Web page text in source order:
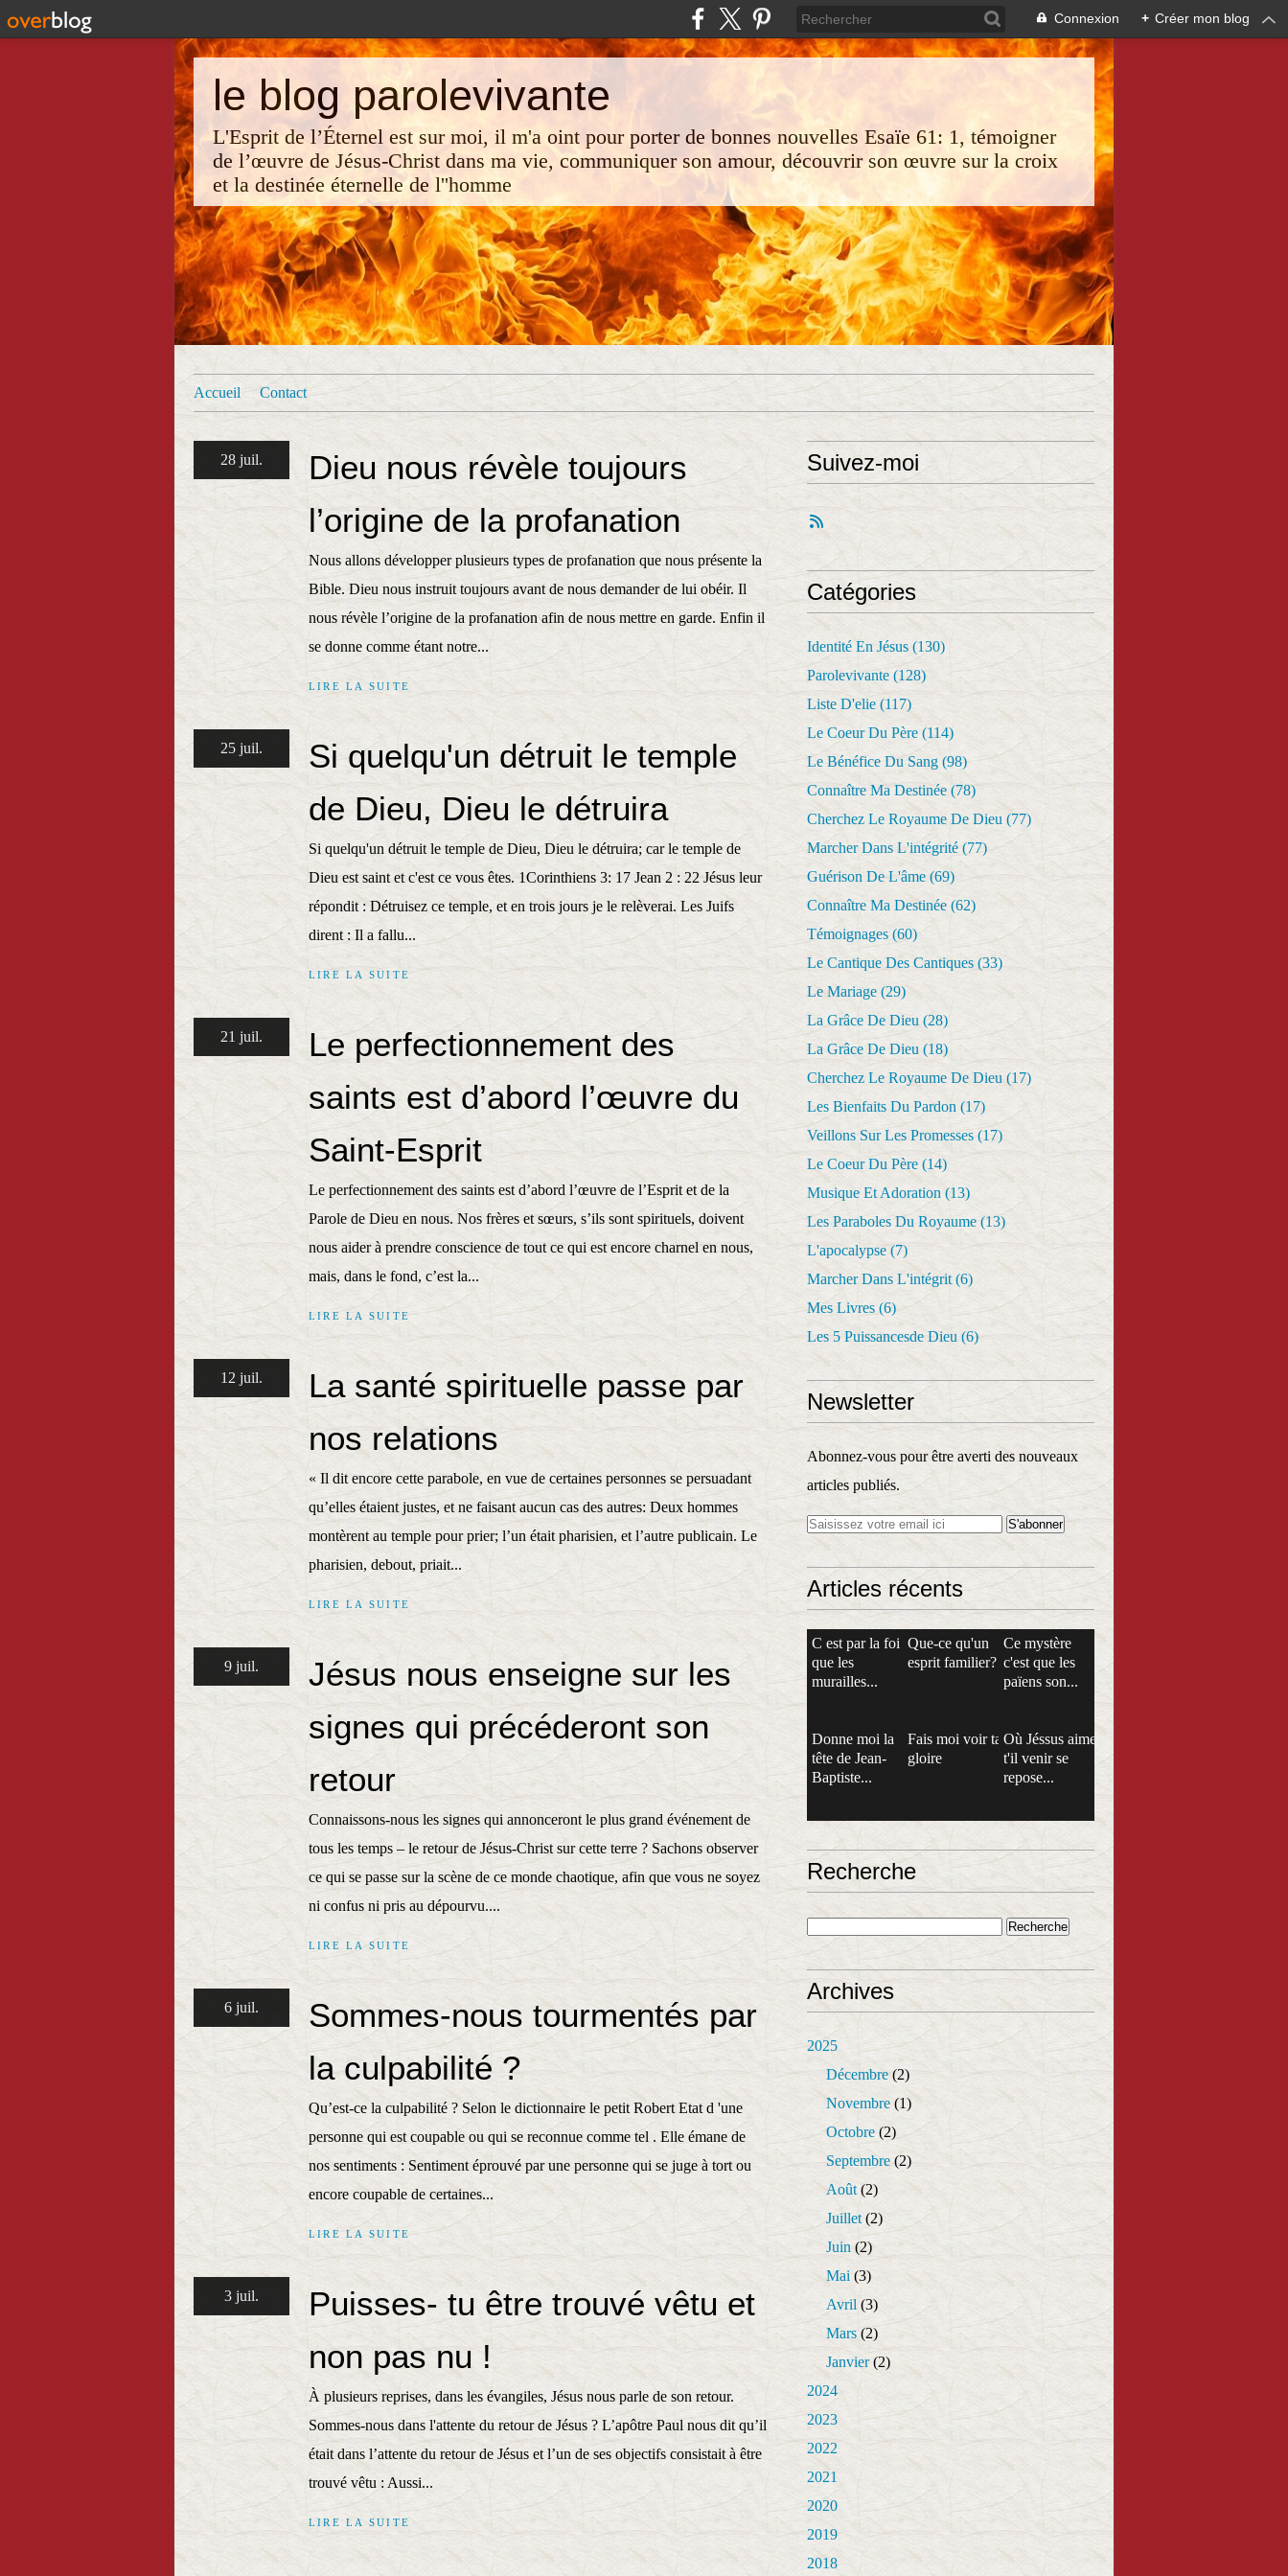
Connexion + Créer mon blog
le blog parolevivante
L'Esprit de l’Éternel est sur moi, il m'a oint pour porter de bonnes nouvelles Esaïe 61: 1, témoigner
de l’œuvre de Jésus-Christ dans ma vie, communiquer son amour, découvrir son œuvre sur la croix
et la destinée éternelle de l''homme
Accueil Contact
28 juil.
Dieu nous révèle toujours
l’origine de la profanation
Nous allons développer plusieurs types de profanation que nous présente la
Bible. Dieu nous instruit toujours avant de nous demander de lui obéir. Il
nous révèle l’origine de la profanation afin de nous mettre en garde. Enfin il
se donne comme étant notre...
LIRE LA SUITE
25 juil.
Si quelqu'un détruit le temple
de Dieu, Dieu le détruira
Si quelqu'un détruit le temple de Dieu, Dieu le détruira; car le temple de
Dieu est saint et c'est ce vous êtes. 1Corinthiens 3: 17 Jean 2 : 22 Jésus leur
répondit : Détruisez ce temple, et en trois jours je le relèverai. Les Juifs
dirent : Il a fallu...
LIRE LA SUITE
21 juil.
Le perfectionnement des
saints est d’abord l’œuvre du
Saint-Esprit
Le perfectionnement des saints est d’abord l’œuvre de l’Esprit et de la
Parole de Dieu en nous. Nos frères et sœurs, s’ils sont spirituels, doivent
nous aider à prendre conscience de tout ce qui est encore charnel en nous,
mais, dans le fond, c’est la...
LIRE LA SUITE
12 juil.
La santé spirituelle passe par
nos relations
« Il dit encore cette parabole, en vue de certaines personnes se persuadant
qu’elles étaient justes, et ne faisant aucun cas des autres: Deux hommes
montèrent au temple pour prier; l’un était pharisien, et l’autre publicain. Le
pharisien, debout, priait...
LIRE LA SUITE
9 juil.
Jésus nous enseigne sur les
signes qui précéderont son
retour
Connaissons-nous les signes qui annonceront le plus grand événement de
tous les temps – le retour de Jésus-Christ sur cette terre ? Sachons observer
ce qui se passe sur la scène de ce monde chaotique, afin que vous ne soyez
ni confus ni pris au dépourvu....
LIRE LA SUITE
6 juil.
Sommes-nous tourmentés par
la culpabilité ?
Qu’est-ce la culpabilité ? Selon le dictionnaire le petit Robert Etat d 'une
personne qui est coupable ou qui se reconnue comme tel . Elle émane de
nos sentiments : Sentiment éprouvé par une personne qui se juge à tort ou
encore coupable de certaines...
LIRE LA SUITE
3 juil.
Puisses- tu être trouvé vêtu et
non pas nu !
À plusieurs reprises, dans les évangiles, Jésus nous parle de son retour.
Sommes-nous dans l'attente du retour de Jésus ? L’apôtre Paul nous dit qu’il
était dans l’attente du retour de Jésus et l’un de ses objectifs consistait à être
trouvé vêtu : Aussi...
LIRE LA SUITE
Suivez-moi
Catégories
Identité En Jésus (130)
Parolevivante (128)
Liste D'elie (117)
Le Coeur Du Père (114)
Le Bénéfice Du Sang (98)
Connaître Ma Destinée (78)
Cherchez Le Royaume De Dieu (77)
Marcher Dans L'intégrité (77)
Guérison De L'âme (69)
Connaître Ma Destinée (62)
Témoignages (60)
Le Cantique Des Cantiques (33)
Le Mariage (29)
La Grâce De Dieu (28)
La Grâce De Dieu (18)
Cherchez Le Royaume De Dieu (17)
Les Bienfaits Du Pardon (17)
Veillons Sur Les Promesses (17)
Le Coeur Du Père (14)
Musique Et Adoration (13)
Les Paraboles Du Royaume (13)
L'apocalypse (7)
Marcher Dans L'intégrit (6)
Mes Livres (6)
Les 5 Puissancesde Dieu (6)
Newsletter
Abonnez-vous pour être averti des nouveaux
articles publiés.
Articles récents
C est par la foi
que les
murailles...
Que-ce qu'un
esprit familier?
Ce mystère
c'est que les
païens son...
Donne moi la
tête de Jean-
Baptiste...
Fais moi voir ta
gloire
Où Jéssus aime
t'il venir se
repose...
Recherche
Archives
2025
Décembre (2)
Novembre (1)
Octobre (2)
Septembre (2)
Août (2)
Juillet (2)
Juin (2)
Mai (3)
Avril (3)
Mars (2)
Janvier(2)
2024
2023
2022
2021
2020
2019
2018